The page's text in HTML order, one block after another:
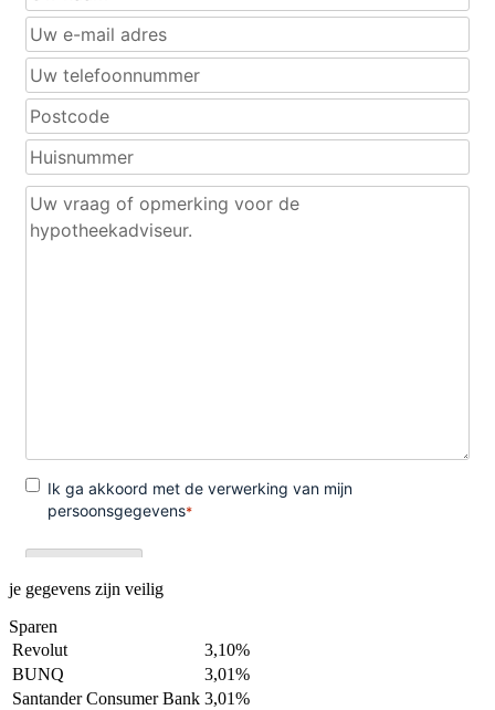
je gegevens zijn veilig
Sparen
Revolut
3,10%
BUNQ
3,01%
Santander Consumer Bank 3,01%